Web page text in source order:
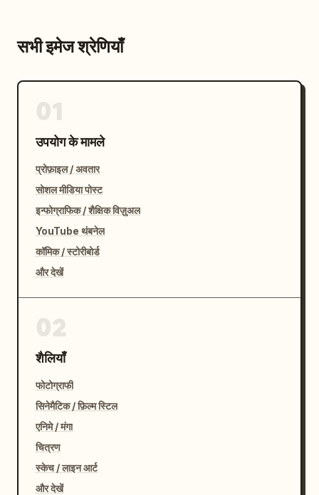
सभी इमेज श्रेणियाँ
उपयोग के मामले
प्रोफ़ाइल / अवतार
सोशल मीडिया पोस्ट
इन्फोग्राफिक / शैक्षिक विज़ुअल
YouTube थंबनेल
कॉमिक / स्टोरीबोर्ड
और देखें
शैलियाँ
फोटोग्राफी
सिनेमैटिक / फ़िल्म स्टिल
एनिमे / मंगा
चित्रण
स्केच / लाइन आर्ट
और देखें